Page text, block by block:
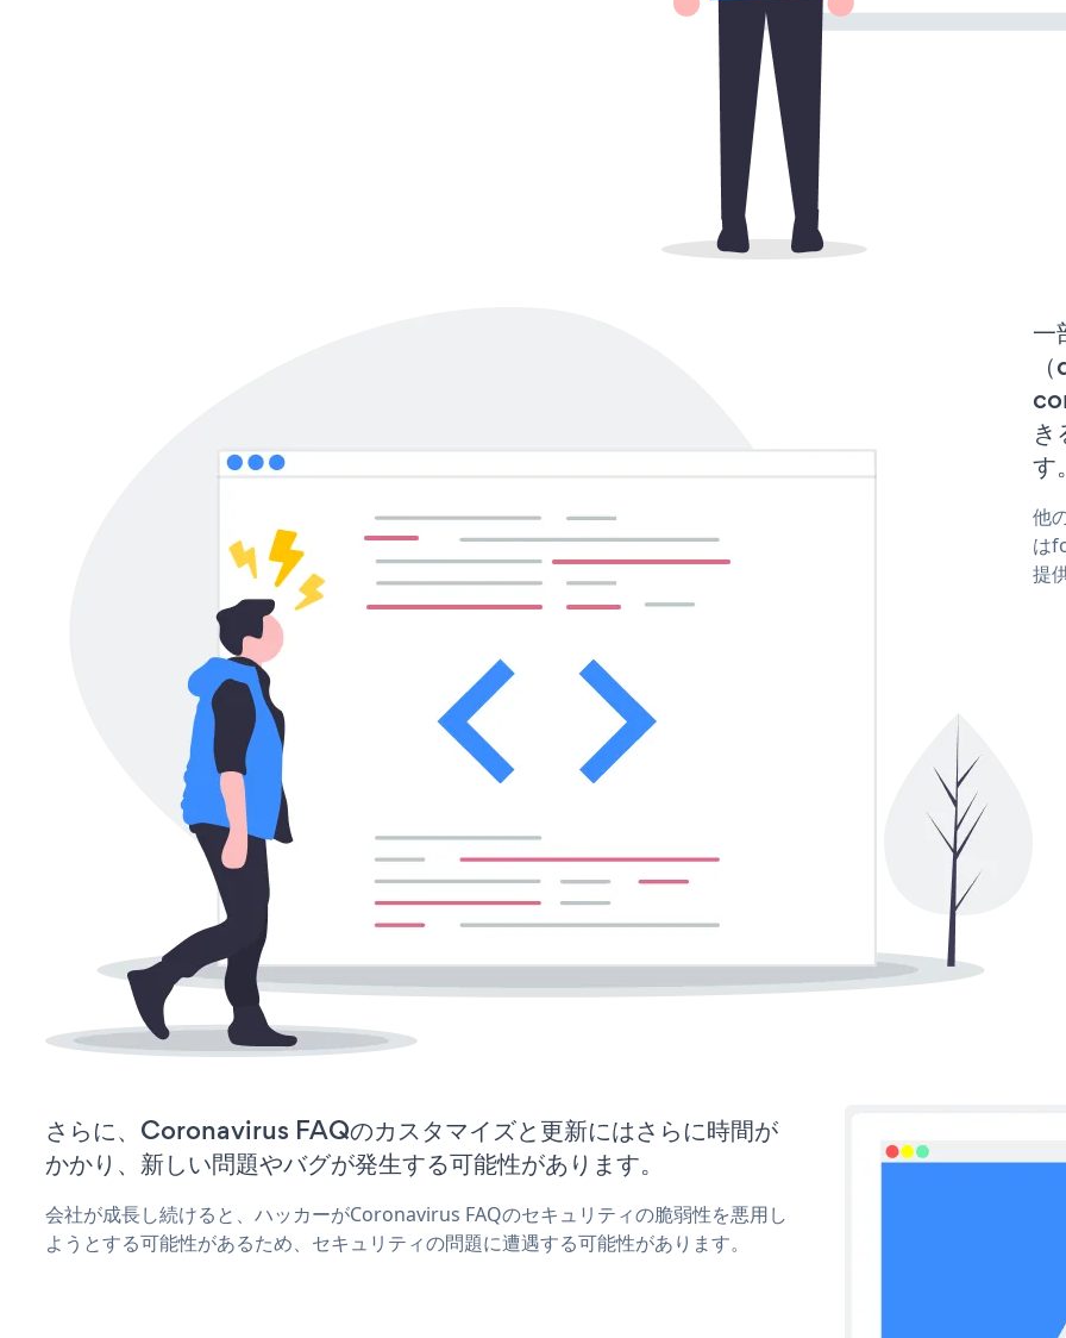
一
す。
他
は
提
さらに、Coronavirus FAQのカスタマイズと更新にはさらに時間が
かかり、新しい問題やバグが発生する可能性があります。
会社が成長し続けると、ハッカーがCoronavirus FAQのセキュリティの脆弱性を悪用し
ようとする可能性があるため、セキュリティの問題に遭遇する可能性があります。